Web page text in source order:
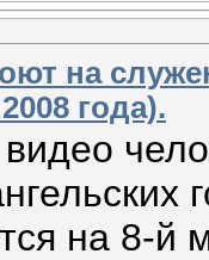
на
года).
на 8-й